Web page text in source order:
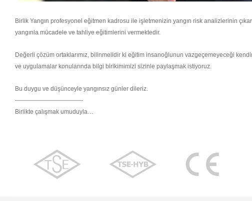
Birlik Yangın profesyonel eğitmen kadrosu ile işletmenizin yangın risk analizlerinin
yangınla mücadele ve tahliye eğitimlerini vermektedir.
Değerli çözüm ortaklarımız, bilinmelidir ki eğitim insanoğlunun vazgeçemeyeceği
ve uygulamalar konularında bilgi birikimimizi sizinle paylaşmak istiyoruz.
Bu duygu ve düşünceyle yangınsız günler dileriz.
----------------------------------
Birlikte çalışmak umuduyla…